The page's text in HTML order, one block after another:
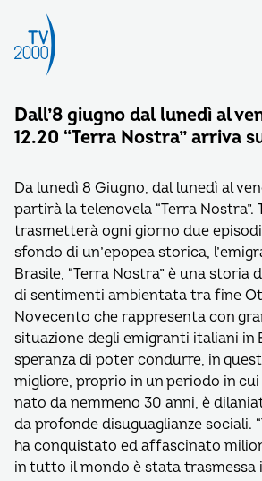
Dall’8 giugno dal lunedì al
12.20 “Terra Nostra” arriva
Da lunedì 8 Giugno, dal lunedì al
partirà la telenovela “Terra Nostra”.
trasmetterà ogni giorno due
sfondo di un’epopea storica,
Brasile, “Terra Nostra” è una storia
di sentimenti ambientata tra fine
Novecento che rappresenta con
situazione degli emigranti italiani in
speranza di poter condurre, in
migliore, proprio in un periodo in cui
nato da nemmeno 30 anni, è
da profonde disuguaglianze sociali.
ha conquistato ed affascinato
in tutto il mondo è stata trasmessa